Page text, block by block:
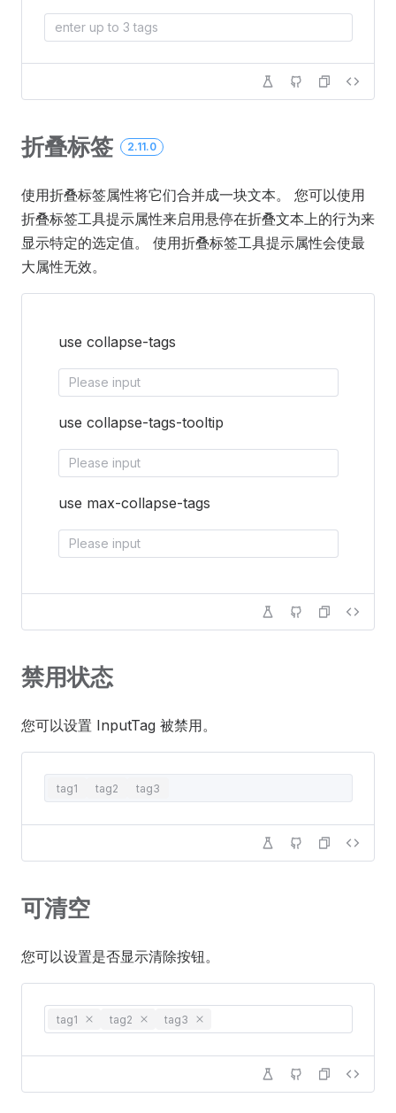
折叠标签 2.11.0
使用折叠标签属性将它们合并成一块文本。 您可以使用
折叠标签工具提示属性来启用悬停在折叠文本上的行为来
显示特定的选定值。 使用折叠标签工具提示属性会使最
大属性无效。
use collapse-tags
use collapse-tags-tooltip
use max-collapse-tags
禁用状态
您可以设置 InputTag 被禁用。
tag1 tag2 tag3
可清空
您可以设置是否显示清除按钮。
tag1 tag2 tag3